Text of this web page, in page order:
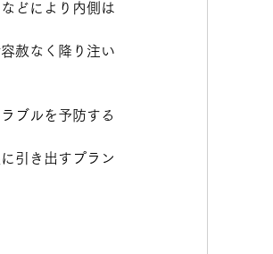
どにより内側は
赦なく降り注い
ブルを予防する
引き出すプラン